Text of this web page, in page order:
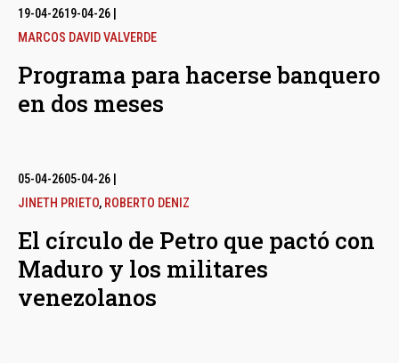
19-04-2619-04-26
MARCOS DAVID VALVERDE
Programa para hacerse banquero
en dos meses
05-04-2605-04-26
JINETH PRIETO, ROBERTO DENIZ
El círculo de Petro que pactó con
Maduro y los militares
venezolanos